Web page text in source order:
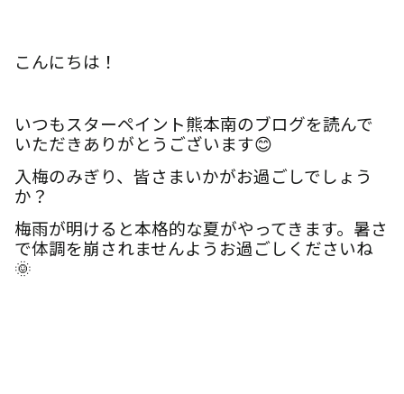
雨漏り診断
新着情報
運営会社
こんにちは！
いつもスターペイント熊本南のブログを読んで
いただきありがとうございます😊
入梅のみぎり、皆さまいかがお過ごしでしょう
か？
梅雨が明けると本格的な夏がやってきます。暑さ
で体調を崩されませんようお過ごしくださいね
🌞